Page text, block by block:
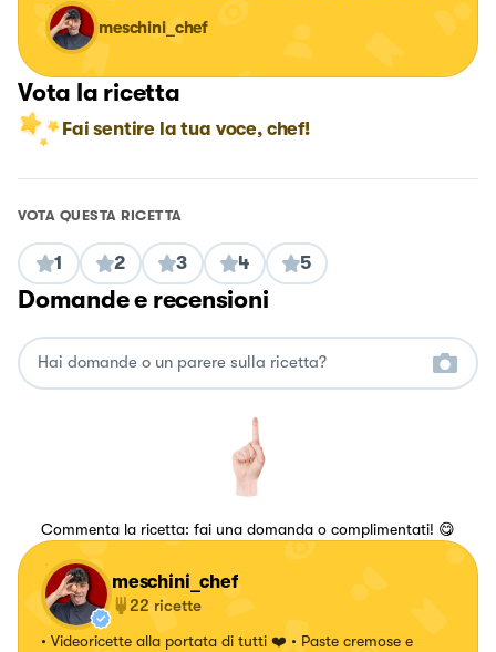
meschini_chef
Vota la ricetta
Fai sentire la tua voce, chef!
VOTA QUESTA RICETTA
1 2 3 4 5
Domande e recensioni
Commenta la ricetta: fai una domanda o complimentati! 😋
meschini_chef
22 ricette
• Videoricette alla portata di tutti ❤️ • Paste cremose e